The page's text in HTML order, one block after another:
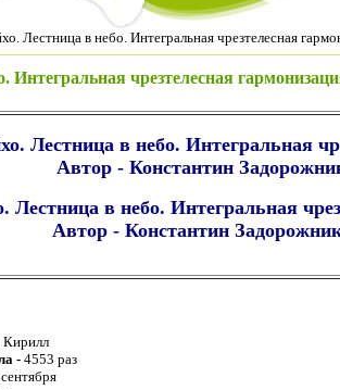
Лестница в небо. Интегральная чрезтелесная
чрезтелесная
Лестница в небо. Интегральная
Автор - Константин
в небо. Интегральная
Автор - Константин
Кирилл
- 4553 раз